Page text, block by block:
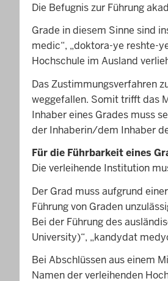
Die Befugnis zur Führung
Grade in diesem Sinne sind
medic“, „doktora-ye reshte-
Hochschule im Ausland
Das Zustimmungsverfahren
weggefallen. Somit trifft das
Inhaber eines Grades muss
der Inhaberin/dem Inhaber
Für die Führbarkeit eines
Die verleihende Institution
Der Grad muss aufgrund
Führung von Graden
Bei der Führung des
University)“, „kandydat
Bei Abschlüssen aus einem
Namen der verleihenden